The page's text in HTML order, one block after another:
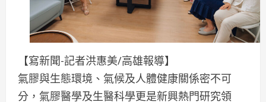
【寫新聞-記者洪惠美/高雄報導】
氣膠與生態環境、氣候及人體健康關係密不可
分，氣膠醫學及生醫科學更是新興熱門研究領